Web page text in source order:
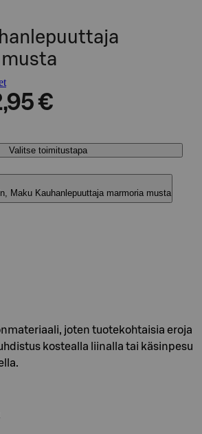
€
Valitse toimitustapa
Maku Kauhanlepuuttaja marmoria musta
joten tuotekohtaisia eroja
kostealla liinalla tai käsinpesu